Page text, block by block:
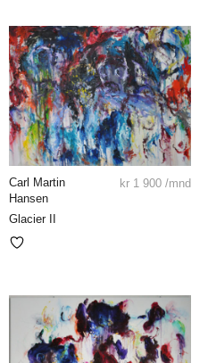
Carl Martin
Hansen
Glacier II
kr 1 900 /mnd